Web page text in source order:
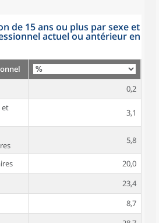
de 15 ans ou plus par sexe et
actuel ou antérieur en
0,2
et
3,1
5,8
20,0
23,4
8,7